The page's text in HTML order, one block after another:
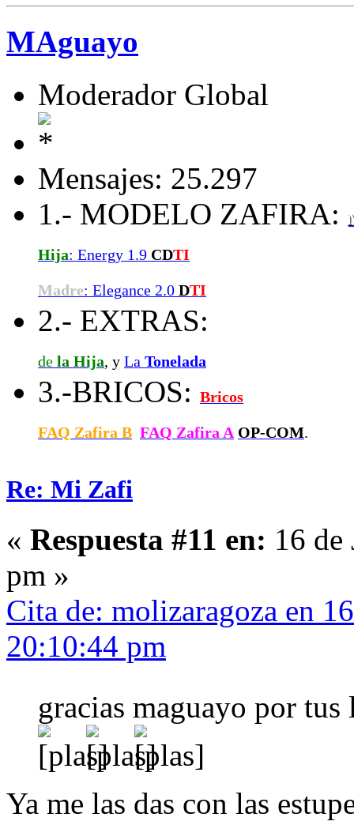
MAguayo
Moderador Global
Mensajes: 25.297
1.- MODELO ZAFIRA:
Hija: Energy 1.9 CDTI
Madre: Elegance 2.0 DTI
2.- EXTRAS:
de la Hija, y La Tonelada
3.-BRICOS: Bricos
FAQ Zafira B FAQ Zafira A OP-COM.
Re: Mi Zafi
« Respuesta #11 en: 16
pm »
Cita de: molizaragoza en
20:10:44 pm
gracias maguayo por
Ya me las das con las